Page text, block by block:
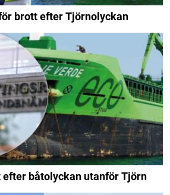
brott efter Tjörnolyckan
båtolyckan utanför Tjörn